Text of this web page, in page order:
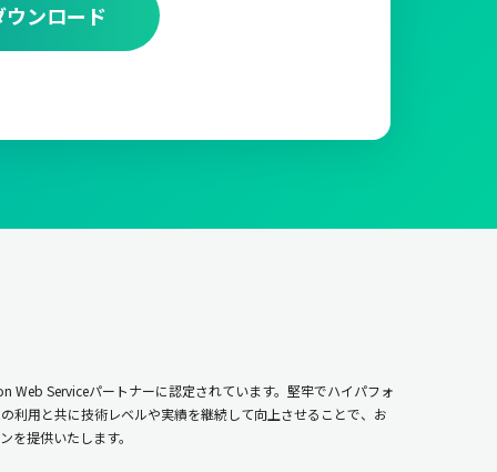
ウンロード
Web Serviceパートナーに認定されています。堅牢でハイパフォ
利用と共に技術レベルや実績を継続して向上させることで、お
を提供いたします。